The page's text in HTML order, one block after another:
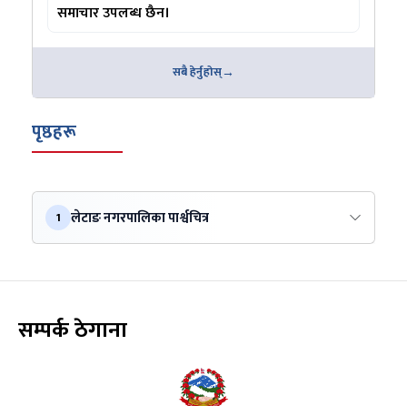
समाचार उपलब्ध छैन।
सबै हेर्नुहोस्
पृष्ठहरू
1 लेटाङ नगरपालिका पार्श्वचित्र
सम्पर्क ठेगाना